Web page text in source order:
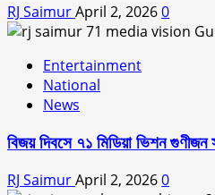
RJ SaimurApril 2, 20260
Entertainment
National
News
বিজয় দিবসে ৭১ মিডিয়া ভিশন
RJ SaimurApril 2, 20260